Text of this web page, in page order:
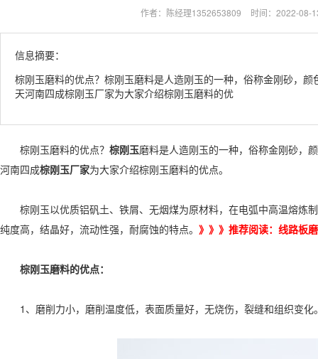
作者：陈经理1352653809 时间：2022-08-
信息摘要：
棕刚玉磨料的优点？棕刚玉磨料是人造刚玉的一种，俗称金刚砂，
天河南四成棕刚玉厂家为大家介绍棕刚玉磨料的优
棕刚玉磨料的优点？ 棕刚玉磨料是人造刚玉的一种，俗称金刚砂，
河南四成棕刚玉厂家为大家介绍棕刚玉磨料的优点。
棕刚玉以优质铝矾土、铁屑、无烟煤为原材料，在电弧中高温熔炼
纯度高，结晶好，流动性强，耐腐蚀的特点。 》》》推荐阅读： 线路板
棕刚玉磨料的优点：
1、磨削力小，磨削温度低，表面质量好，无烧伤，裂缝和组织变化